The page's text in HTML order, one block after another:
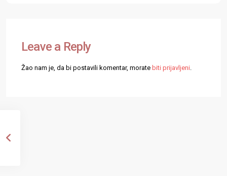
Leave a Reply
Žao nam je, da bi postavili komentar, morate biti prijavljeni.